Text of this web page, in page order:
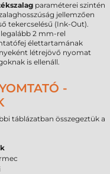
paraméterei szintén
jellemzően
tekercselésű (Ink-Out).
2 mm-rel
élettartamának
létrejövő nyomat
is ellenáll.
-
táblázatban összegeztük a